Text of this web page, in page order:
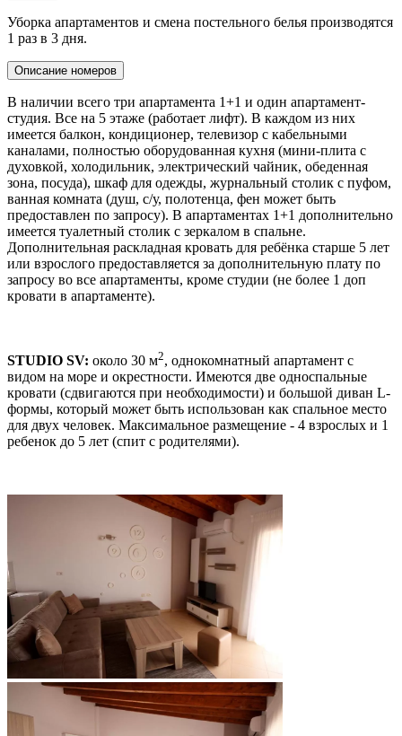
Уборка апартаментов и смена постельного белья производятся
1 раз в 3 дня.
Описание номеров
В наличии всего три апартамента 1+1 и один апартамент-
студия. Все на 5 этаже (работает лифт). В каждом из них
имеется балкон, кондиционер, телевизор с кабельными
каналами, полностью оборудованная кухня (мини-плита с
духовкой, холодильник, электрический чайник, обеденная
зона, посуда), шкаф для одежды, журнальный столик с пуфом,
ванная комната (душ, с/у, полотенца, фен может быть
предоставлен по запросу). В апартаментах 1+1 дополнительно
имеется туалетный столик с зеркалом в спальне.
Дополнительная раскладная кровать для ребёнка старше 5 лет
или взрослого предоставляется за дополнительную плату по
запросу во все апартаменты, кроме студии (не более 1 доп
кровати в апартаменте).
STUDIO SV: около 30 м2, однокомнатный апартамент с
видом на море и окрестности. Имеются две односпальные
кровати (сдвигаются при необходимости) и большой диван L-
формы, который может быть использован как спальное место
для двух человек. Максимальное размещение - 4 взрослых и 1
ребенок до 5 лет (спит с родителями).